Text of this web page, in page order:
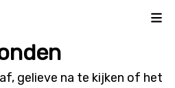
gelieve na te kijken of het